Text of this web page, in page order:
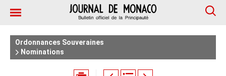
Ordonnances Souveraines
Nominations